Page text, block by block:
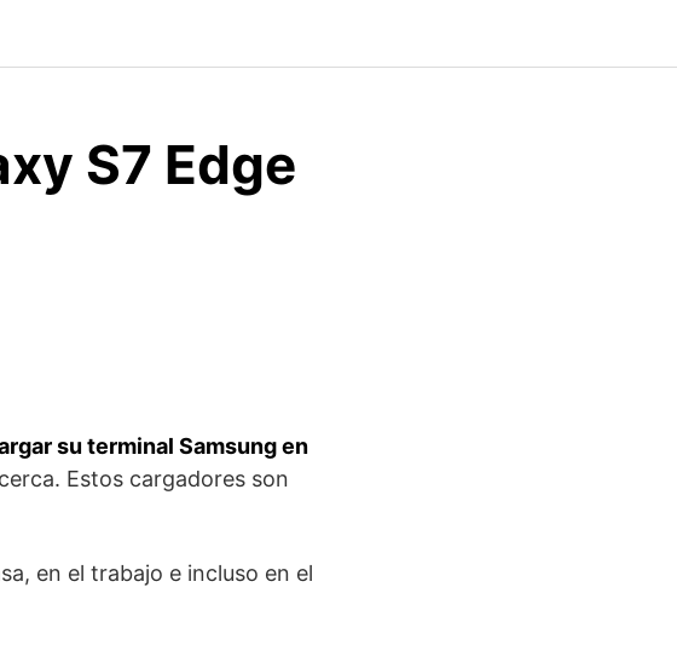
S7 Edge
su terminal Samsung en
Estos cargadores son
en el trabajo e incluso en el